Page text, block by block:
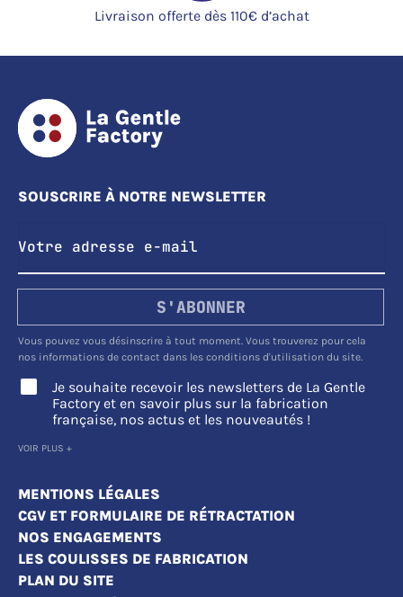
Livraison offerte dès 110€ d’achat
SOUSCRIRE À NOTRE NEWSLETTER
S'ABONNER
Vous pouvez vous désinscrire à tout moment. Vous trouverez pour cela
nos informations de contact dans les conditions d'utilisation du site.
Je souhaite recevoir les newsletters de La Gentle
Factory et en savoir plus sur la fabrication
française, nos actus et les nouveautés !
VOIR PLUS +
MENTIONS LÉGALES
CGV ET FORMULAIRE DE RÉTRACTATION
NOS ENGAGEMENTS
LES COULISSES DE FABRICATION
PLAN DU SITE